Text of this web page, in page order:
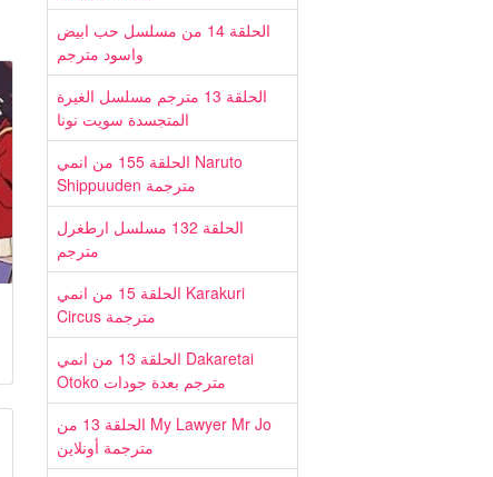
الحلقة 14 من مسلسل حب ابيض
واسود مترجم
الحلقة 13 مترجم مسلسل الغيرة
المتجسدة سويت نونا
الحلقة 155 من انمي Naruto
Shippuuden مترجمة
الحلقة 132 مسلسل ارطغرل
مترجم
الحلقة 15 من انمي Karakuri
Circus مترجمة
الحلقة 13 من انمي Dakaretai
Otoko مترجم بعدة جودات
الحلقة 13 من My Lawyer Mr Jo
مترجمة أونلاين